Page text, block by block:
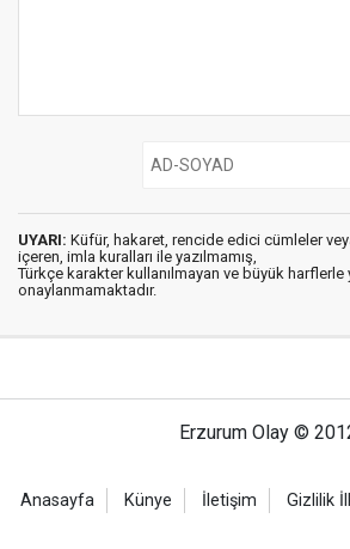
UYARI: Küfür, hakaret, rencide edici cümleler
içeren, imla kuralları ile yazılmamış,
Türkçe karakter kullanılmayan ve büyük harflerle
onaylanmamaktadır.
Erzurum Olay ©
Anasayfa Künye İletişim Gizlilik